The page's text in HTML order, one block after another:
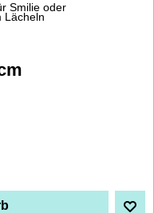
Smilie oder
Lächeln